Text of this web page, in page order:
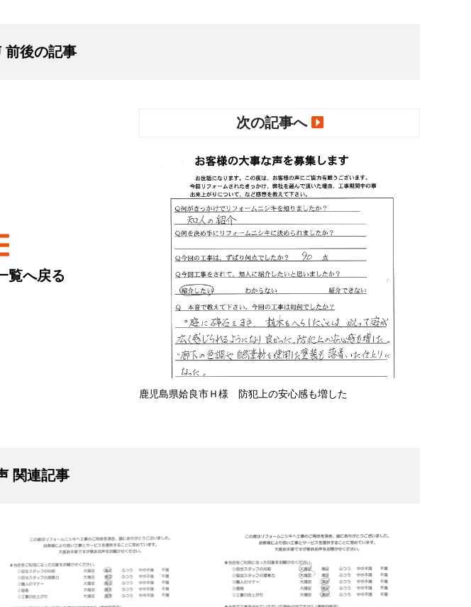
前後の記事
覧へ戻る
次の記事へ
鹿児島県姶良市Ｈ様 防犯上の安心感も増した
関連記事